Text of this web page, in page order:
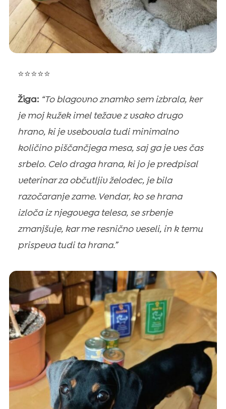
⭐⭐⭐⭐⭐
Žiga: “To blagovno znamko sem izbrala, ker
je moj kužek imel težave z vsako drugo
hrano, ki je vsebovala tudi minimalno
količino piščančjega mesa, saj ga je ves čas
srbelo. Celo draga hrana, ki jo je predpisal
veterinar za občutljiv želodec, je bila
razočaranje zame. Vendar, ko se hrana
izloča iz njegovega telesa, se srbenje
zmanjšuje, kar me resnično veseli, in k temu
prispeva tudi ta hrana.”